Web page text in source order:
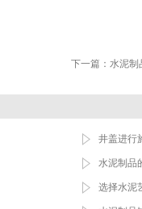
下一篇： 水泥制
井盖进行
水泥制品
选择水泥